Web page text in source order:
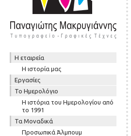
Μενού
Skip to content
Η εταιρεία
Η ιστορία μας
Εργασίες
To Ημερολόγιο
Η ιστόρια του Ημερολογίου από
το 1991
Τα Μοναδικά
Προσωπικά Άλμπουμ